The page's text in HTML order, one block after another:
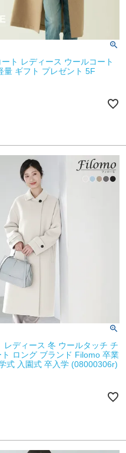
ト レディース ウールコート
量 ギフト プレゼント 5F
レディース 冬 ウールタッチ チ
ト ロング ブランド Filomo 卒業
式 入園式 卒入学 (08000306r)